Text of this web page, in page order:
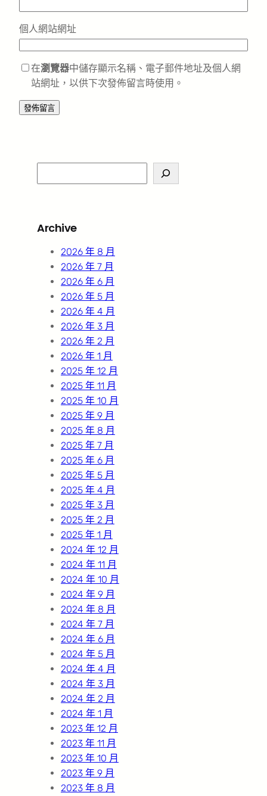
個人網站網址
在瀏覽器中儲存顯示名稱、電子郵件地址及個人網
站網址，以供下次發佈留言時使用。
e
c
Archive
2026 年 8 月
2026 年 7 月
2026 年 6 月
2026 年 5 月
2026 年 4 月
2026 年 3 月
2026 年 2 月
2026 年 1 月
2025 年 12 月
2025 年 11 月
2025 年 10 月
2025 年 9 月
2025 年 8 月
2025 年 7 月
2025 年 6 月
2025 年 5 月
2025 年 4 月
2025 年 3 月
2025 年 2 月
2025 年 1 月
2024 年 12 月
2024 年 11 月
2024 年 10 月
2024 年 9 月
2024 年 8 月
2024 年 7 月
2024 年 6 月
2024 年 5 月
2024 年 4 月
2024 年 3 月
2024 年 2 月
2024 年 1 月
2023 年 12 月
2023 年 11 月
2023 年 10 月
2023 年 9 月
2023 年 8 月